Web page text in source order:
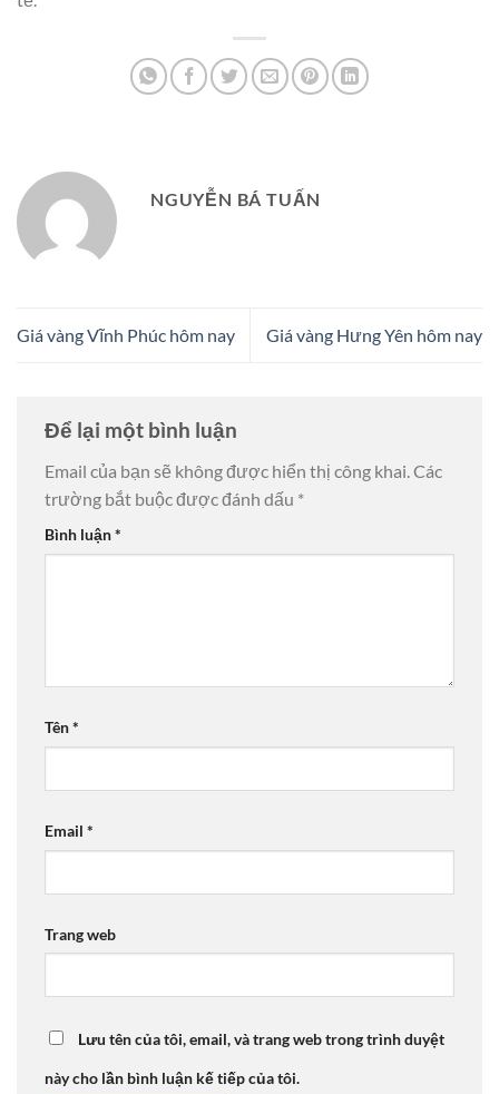
NGUYỄN BÁ TUẤN
Giá vàng Vĩnh Phúc hôm nay Giá vàng Hưng Yên hôm nay
Để lại một bình luận
Email của bạn sẽ không được hiển thị công khai.Các
trường bắt buộc được đánh dấu *
Bình luận*
Tên*
Email *
Trang web
Lưu tên của tôi, email, và trang web trong trình duyệt
này cho lần bình luận kế tiếp của tôi.